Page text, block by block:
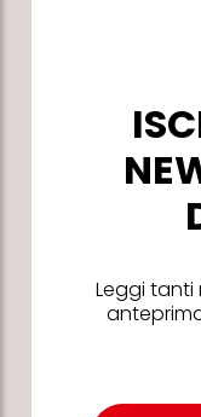
Leggi tanti